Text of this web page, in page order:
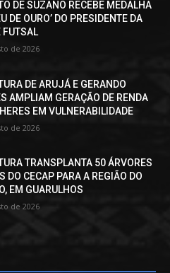
DE SUZANO RECEBE MEDALHA
DE OURO’ DO PRESIDENTE DA
FUTSAL
de 2026
DE ARUJÁ E GERANDO
AMPLIAM GERAÇÃO DE RENDA
EM VULNERABILIDADE
de 2026
TRANSPLANTA 50 ÁRVORES
DO CECAP PARA A REGIÃO DO
EM GUARULHOS
de 2026